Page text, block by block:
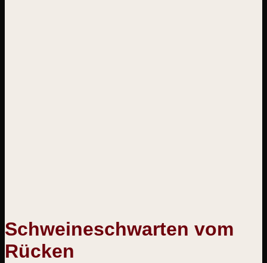
Schweineschwarten vom
Rücken